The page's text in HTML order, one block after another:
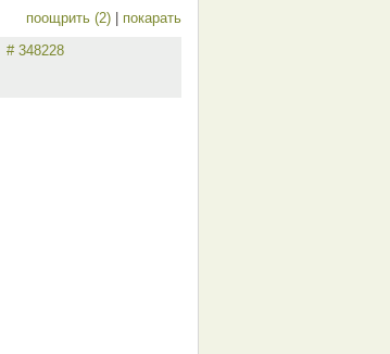
поощрить (2) покарать
# 348228